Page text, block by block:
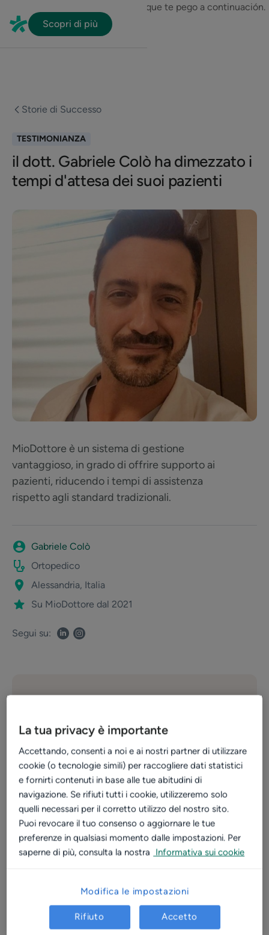
Scopri di più
En HubSpot tenemos otro código que te pego a continuación.
Storie di Successo
TESTIMONIANZA
il dott. Gabriele Colò ha dimezzato i
tempi d'attesa dei suoi pazienti
MioDottore è un sistema di gestione
vantaggioso, in grado di offrire supporto ai
pazienti, riducendo i tempi di assistenza
rispetto agli standard tradizionali.
Gabriele Colò
Ortopedico
Alessandria, Italia
Su MioDottore dal 2021
Segui su:
Notifiche di promemoria Prenotazioni online
2 ore
tempo medio di risposta ai messaggi
+ 30%
+ 300
promemoria inviati
La tua privacy è importante
Accettando, consenti a noi e ai nostri partner di utilizzare
cookie (o tecnologie simili) per raccogliere dati statistici
e fornirti contenuti in base alle tue abitudini di
navigazione. Se rifiuti tutti i cookie, utilizzeremo solo
quelli necessari per il corretto utilizzo del nostro sito.
Puoi revocare il tuo consenso o aggiornare le tue
preferenze in qualsiasi momento dalle impostazioni. Per
saperne di più, consulta la nostra
Informativa sui cookie
Modifica le impostazioni
Rifiuto Accetto